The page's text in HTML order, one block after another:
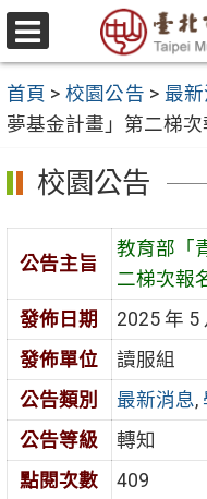
跳
至
要
內
容
區
選
單
首頁 > 校園公告 > 最
夢基金計畫」第二梯
校園公告
公告主旨
教育部「
二梯次報
發佈日期
2025 年 5
發佈單位
讀服組
公告類別
最新消息,
公告等級
轉知
點閱次數
409